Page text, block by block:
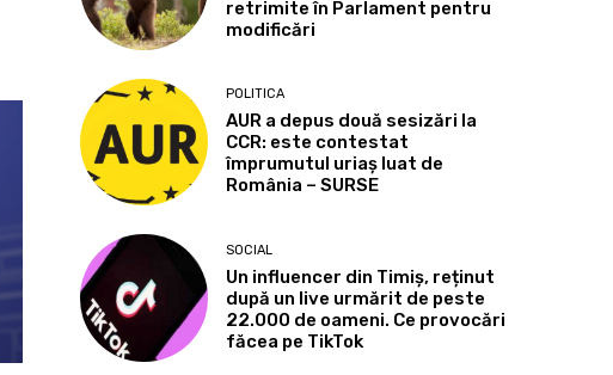
retrimite în Parlament pentru
modificări
POLITICA
AUR a depus două sesizări la
CCR: este contestat
împrumutul uriaș luat de
România – SURSE
SOCIAL
Un influencer din Timiș, reținut
după un live urmărit de peste
22.000 de oameni. Ce provocări
făcea pe TikTok